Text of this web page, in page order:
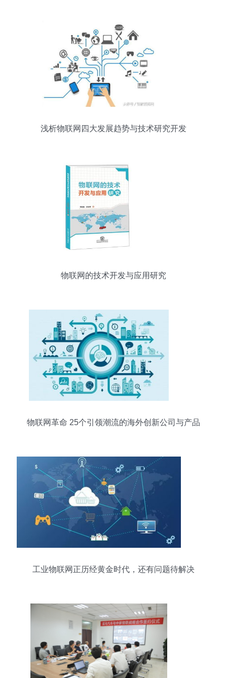
浅析物联网四大发展趋势与技术研究开发
物联网的技术开发与应用研究
物联网革命 25个引领潮流的海外创新公司与产品
工业物联网正历经黄金时代，还有问题待解决